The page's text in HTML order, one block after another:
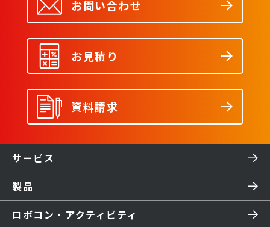
お問い合わせ
お見積り
資料請求
サービス
製品
ロボコン・アクティビティ